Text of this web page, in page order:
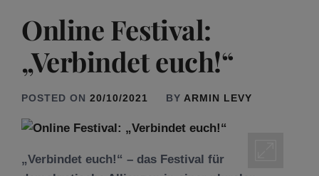
Online Festival:
„Verbindet euch!“
POSTED ON 20/10/2021 BY ARMIN LEVY
„Verbindet euch!“ – das Festival für